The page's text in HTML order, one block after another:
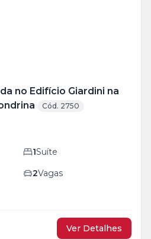
no Edifício Giardini na
Cód. 2750
1Suíte
2Vagas
Ver Detalhes